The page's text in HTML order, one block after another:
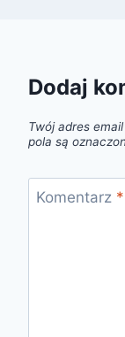
Dodaj
Twój adres
pola są
Komentarz *